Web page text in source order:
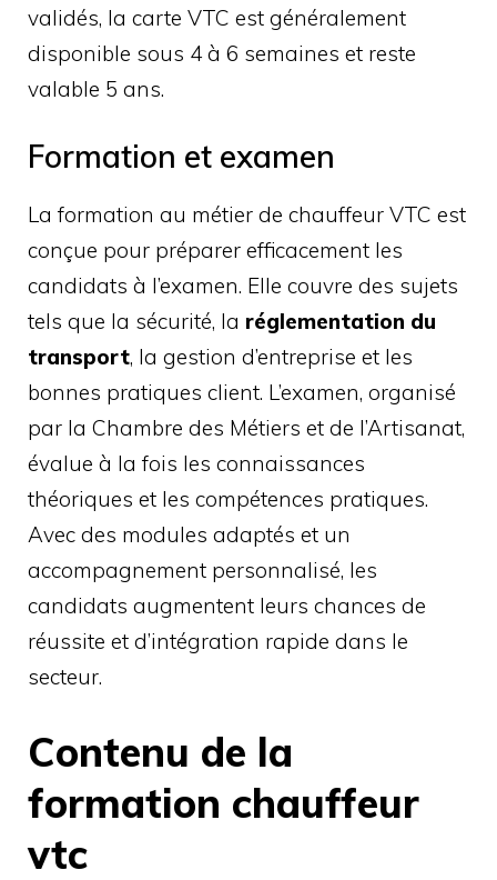
validés, la carte VTC est généralement
disponible sous 4 à 6 semaines et reste
valable 5 ans.
Formation et examen
La formation au métier de chauffeur VTC est
conçue pour préparer efficacement les
candidats à l’examen. Elle couvre des sujets
tels que la sécurité, la réglementation du
transport, la gestion d’entreprise et les
bonnes pratiques client. L’examen, organisé
par la Chambre des Métiers et de l’Artisanat,
évalue à la fois les connaissances
théoriques et les compétences pratiques.
Avec des modules adaptés et un
accompagnement personnalisé, les
candidats augmentent leurs chances de
réussite et d’intégration rapide dans le
secteur.
Contenu de la
formation chauffeur
vtc